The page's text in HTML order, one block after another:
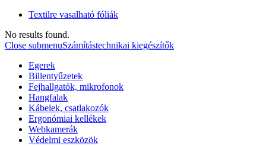
Textilre vasalható fóliák
No results found.
Close submenuSzámítástechnikai kiegészítők
Egerek
Billentyűzetek
Fejhallgatók, mikrofonok
Hangfalak
Kábelek, csatlakozók
Ergonómiai kellékek
Webkamerák
Védelmi eszközök